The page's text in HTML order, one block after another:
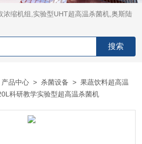
浓缩机组,实验型UHT超高温杀菌机,奥斯陆
产品中心 >杀菌设备 >果蔬饮料超高温
科研教学实验型超高温杀菌机